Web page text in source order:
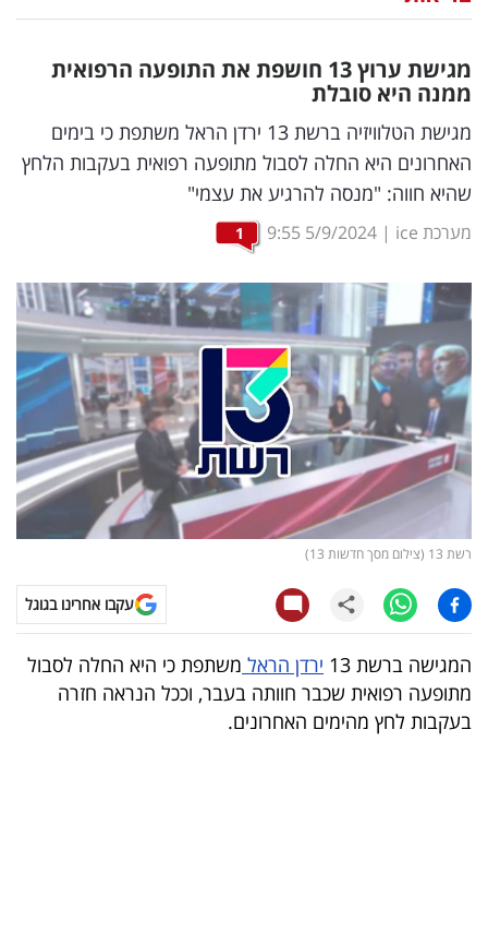
דיגיטל
וטק
שיווק
ופרסום
מדדים
ומחקרים
דעות
רכילות
עסקית
קריפטו
ויראלי
טלוויזיה
עסקי
ספורט
מגישת ערוץ 13 חושפת את התופעה הרפואית
ממנה היא סובלת
מגישת הטלוויזיה ברשת 13 ירדן הראל משתפת כי בימים
האחרונים היא החלה לסבול מתופעה רפואית בעקבות הלחץ
שהיא חווה: "מנסה להרגיע את עצמי"
מערכת ice |
5/9/2024
9:55
1
רשת 13 (צילום מסך חדשות 13)
עקבו אחרינו בגוגל
המגישה ברשת 13 ירדן הראל משתפת כי היא החלה לסבול
מתופעה רפואית שכבר חוותה בעבר, וככל הנראה חזרה
בעקבות לחץ מהימים האחרונים.